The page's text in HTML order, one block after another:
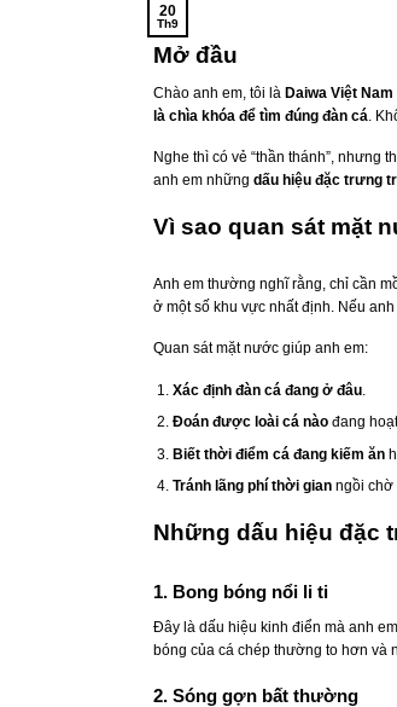
20
Th9
Mở đầu
Chào anh em, tôi là Daiwa Việt Nam
là chìa khóa để tìm đúng đàn cá .
Nghe thì có vẻ “thần thánh”, nhưng
anh em những dấu hiệu đặc trưng
Vì sao quan sát mặt
Anh em thường nghĩ rằng, chỉ cần
ở một số khu vực nhất định. Nếu
Quan sát mặt nước giúp anh em:
Xác định đàn cá đang ở đâu.
Đoán được loài cá nàođang
Biết thời điểm cá đang kiếm ăn
Tránh lãng phí thời gianngồi chờ
Những dấu hiệu đặc
1. Bong bóng nổi li ti
Đây là dấu hiệu kinh điển mà anh
bóng của cá chép thường to hơn và
2. Sóng gợn bất thường